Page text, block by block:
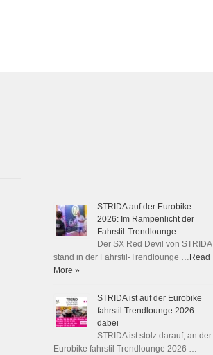
STRIDA auf der Eurobike
2026: Im Rampenlicht der
Fahrstil-Trendlounge
Der SX Red Devil von STRIDA
stand in der Fahrstil-Trendlounge … Read
More »
STRIDA ist auf der Eurobike
fahrstil Trendlounge 2026
dabei
STRIDA ist stolz darauf, an der
Eurobike fahrstil Trendlounge 2026 …